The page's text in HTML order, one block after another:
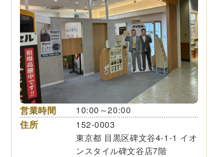
営業時間 10:00～20:00
住所
152-0003
東京都 目黒区碑文谷4-1-1 イオ
ンスタイル碑文谷店7階